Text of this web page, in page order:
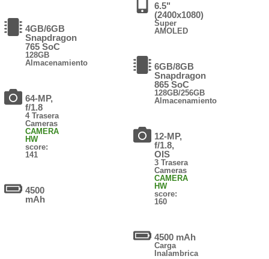
4GB/6GB
Snapdragon
765 SoC
128GB
Almacenamiento
64-MP,
f/1.8
4 Trasera
Cameras
CAMERA
HW
score:
141
4500
mAh
6.5"
(2400x1080)
Super
AMOLED
6GB/8GB
Snapdragon
865 SoC
128GB/256GB
Almacenamiento
12-MP,
f/1.8,
OIS
3 Trasera
Cameras
CAMERA
HW
score:
160
4500 mAh
Carga
Inalambrica